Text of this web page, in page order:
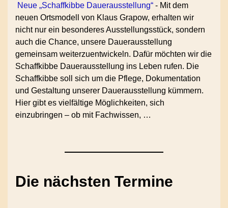
Neue „Schaffkibbe Dauerausstellung“ - Mit dem
neuen Ortsmodell von Klaus Grapow, erhalten wir
nicht nur ein besonderes Ausstellungsstück, sondern
auch die Chance, unsere Dauerausstellung
gemeinsam weiterzuentwickeln. Dafür möchten wir die
Schaffkibbe Dauerausstellung ins Leben rufen. Die
Schaffkibbe soll sich um die Pflege, Dokumentation
und Gestaltung unserer Dauerausstellung kümmern.
Hier gibt es vielfältige Möglichkeiten, sich
einzubringen – ob mit Fachwissen, …
Die nächsten Termine